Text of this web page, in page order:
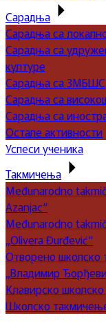
Сарадња
Сарадња са
Сарадња са
културе
Сарадња са ЗМБШС
Сарадња са
Сарадња са
Остале активности
Успеси ученика
Такмичења
Međunarodno
Azanjac“
Međunarodno
„Olivera Đurđević“
Отворено школско
„Владимир
Клавирско
Школско